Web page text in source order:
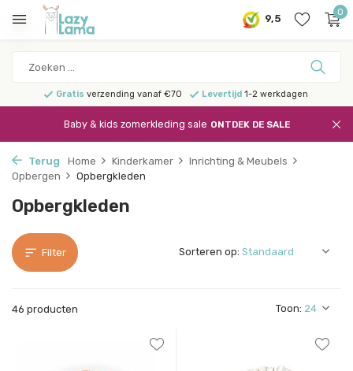
9,5
0
Gratis verzending vanaf €70 Levertijd1-2 werkdagen
Baby & kids zomerkleding sale ONTDEK DE SALE
Terug Home Kinderkamer
Inrichting & Meubels
Opbergen
Opbergkleden
Opbergkleden
Filter
46 producten Toon:
Sorteren op: